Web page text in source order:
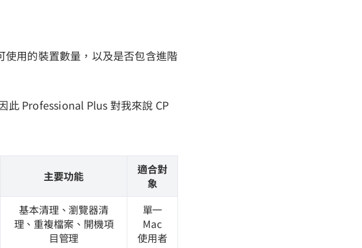
用的裝置數量，以及是否包含進階
此 Professional Plus 對我來說 CP
主要功能
適合對
象
基本清理、瀏覽器清
理、重複檔案、開機項
目管理
單一
Mac
使用者